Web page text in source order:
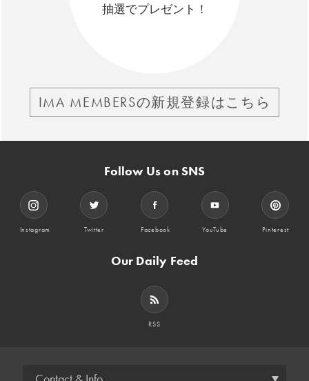
抽選でプレゼント！
IMA MEMBERSの新規登録はこちら
Follow Us on SNS
Instagram Twitter Facebook YouTube Pinterest
Our Daily Feed
RSS